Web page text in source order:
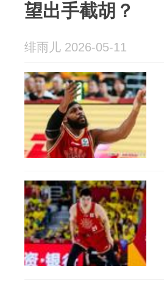
望出手截胡？
绯雨儿 2026-05-11